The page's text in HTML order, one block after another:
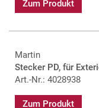
Zum Produkt
Martin
Stecker PD, für
Art.-Nr.: 4028938
Zum Produkt